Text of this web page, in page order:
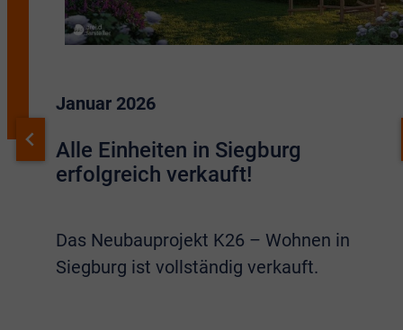
Januar 2026
Alle Einheiten in Siegburg
erfolgreich verkauft!
Das Neubauprojekt K26 – Wohnen in
Siegburg ist vollständig verkauft.